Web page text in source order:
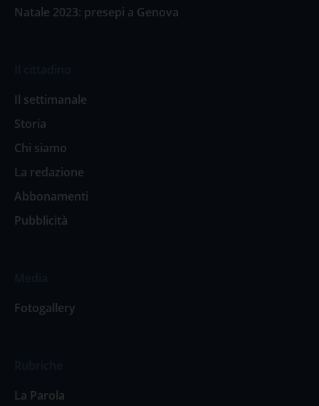
Natale 2023: presepi a Genova
Il settimanale
Storia
Chi siamo
La redazione
Abbonamenti
Pubblicità
Fotogallery
La Parola